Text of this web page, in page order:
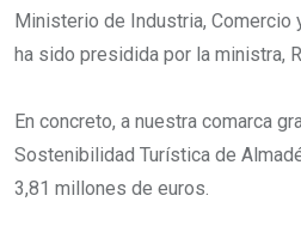
Ministerio de Industria, Comercio
ha sido presidida por la ministra,
En concreto, a nuestra comarca
Sostenibilidad Turística de
3,81 millones de euros.